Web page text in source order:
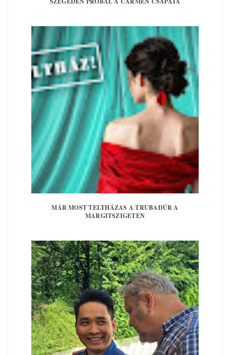
MÁR MOST TELTHÁZAS A TRUBADÚR A
MARGITSZIGETEN